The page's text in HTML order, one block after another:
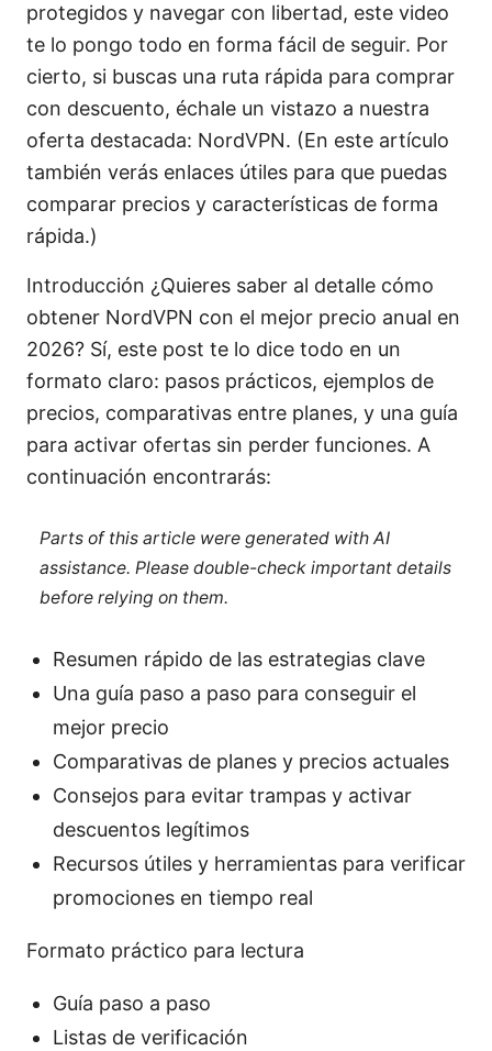
protegidos y navegar con libertad, este video
te lo pongo todo en forma fácil de seguir. Por
cierto, si buscas una ruta rápida para comprar
con descuento, échale un vistazo a nuestra
oferta destacada: NordVPN. (En este artículo
también verás enlaces útiles para que puedas
comparar precios y características de forma
rápida.)
Introducción ¿Quieres saber al detalle cómo
obtener NordVPN con el mejor precio anual en
2026? Sí, este post te lo dice todo en un
formato claro: pasos prácticos, ejemplos de
precios, comparativas entre planes, y una guía
para activar ofertas sin perder funciones. A
continuación encontrarás:
Parts of this article were generated with AI
assistance. Please double-check important details
before relying on them.
Resumen rápido de las estrategias clave
Una guía paso a paso para conseguir el
mejor precio
Comparativas de planes y precios actuales
Consejos para evitar trampas y activar
descuentos legítimos
Recursos útiles y herramientas para verificar
promociones en tiempo real
Formato práctico para lectura
Guía paso a paso
Listas de verificación